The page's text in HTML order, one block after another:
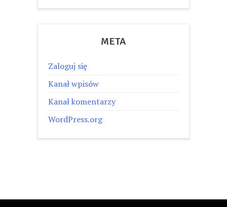
META
Zaloguj się
Kanał wpisów
Kanał komentarzy
WordPress.org